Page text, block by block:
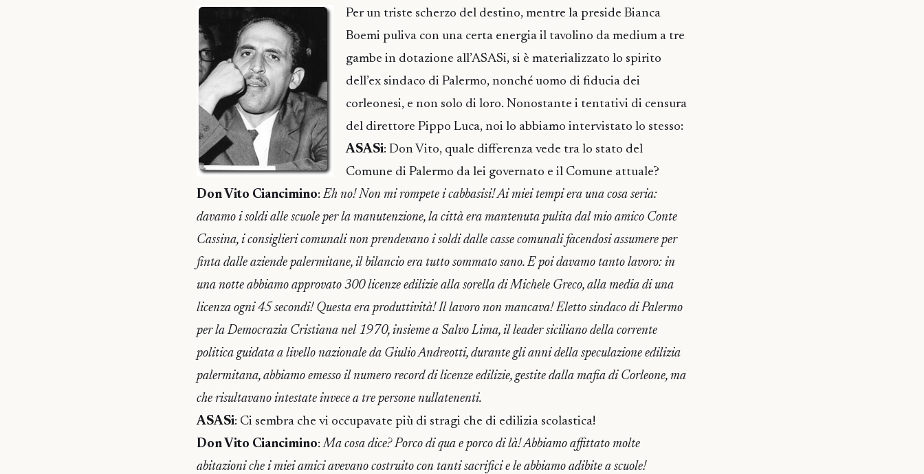
Per un triste scherzo del destino, mentre la preside Bianca
Boemi puliva con una certa energia il tavolino da medium a tre
gambe in dotazione all’ASASi, si è materializzato lo spirito
dell’ex sindaco di Palermo, nonché uomo di fiducia dei
corleonesi, e non solo di loro. Nonostante i tentativi di censura
del direttore Pippo Luca, noi lo abbiamo intervistato lo stesso:
ASASi: Don Vito, quale differenza vede tra lo stato del
Comune di Palermo da lei governato e il Comune attuale?
Don Vito Ciancimino:Eh no! Non mi rompete i cabbasisi! Ai miei tempi era una cosa seria:
davamo i soldi alle scuole per la manutenzione, la città era mantenuta pulita dal mio amico Conte
Cassina, i consiglieri comunali non prendevano i soldi dalle casse comunali facendosi assumere per
finta dalle aziende palermitane, il bilancio era tutto sommato sano. E poi davamo tanto lavoro: in
una notte abbiamo approvato 300 licenze edilizie alla sorella di Michele Greco, alla media di una
licenza ogni 45 secondi! Questa era produttività! Il lavoro non mancava! Eletto sindaco di Palermo
per la Democrazia Cristiana nel 1970, insieme a Salvo Lima, il leader siciliano della corrente
politica guidata a livello nazionale da Giulio Andreotti, durante gli anni della speculazione edilizia
palermitana, abbiamo emesso il numero record di licenze edilizie, gestite dalla mafia di Corleone, ma
che risultavano intestate invece a tre persone nullatenenti.
ASASi: Ci sembra che vi occupavate più di stragi che di edilizia scolastica!
Don Vito Ciancimino:Ma cosa dice? Porco di qua e porco di là! Abbiamo affittato molte
abitazioni che i miei amici avevano costruito con tanti sacrifici e le abbiamo adibite a scuole!